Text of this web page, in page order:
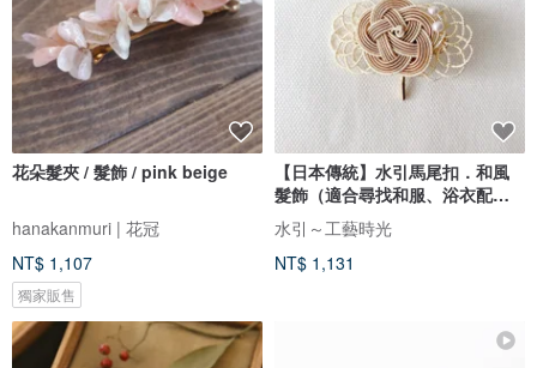
花朵髮夾 / 髮飾 / pink beige
hanakanmuri | 花冠
NT$ 1,107
獨家販售
【日本傳統】水引馬尾扣．和風
髮飾（適合尋找和服、浴衣配件
者）- 米色
水引～工藝時光
NT$ 1,131